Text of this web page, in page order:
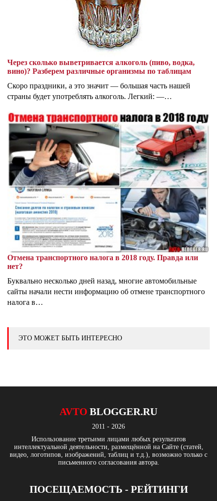
Через сколько выветривается алкоголь (пиво, водка,
вино)? Разберем различные организмы по таблицам
Скоро праздники, а это значит — большая часть нашей
страны будет употреблять алкоголь. Легкий: —…
Отмена транспортного налога в 2018 году. Правда или
нет?
Буквально несколько дней назад, многие автомобильные
сайты начали нести информацию об отмене транспортного
налога в…
ЭТО МОЖЕТ БЫТЬ ИНТЕРЕСНО
AVTO BLOGGER.RU
2011 - 2026
Использование третьими лицами любых результатов
интеллектуальной деятельности, размещённой на Сайте (статей,
видео, логотипов, изображений, таблиц и т.д.), возможно только с
письменного согласования автора.
ПОСЕЩАЕМОСТЬ - РЕЙТИНГИ